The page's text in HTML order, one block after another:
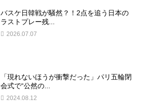
バスケ日韓戦が騒然？！2点を追う日本の
ラストプレー残...
2026.07.07
「現れないほうが衝撃だった」パリ五輪閉
会式で“公然の...
2024.08.12